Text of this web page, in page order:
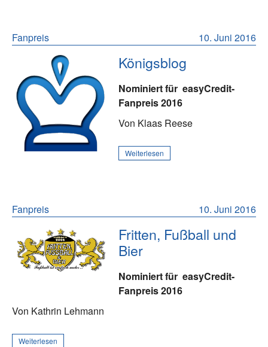
10. Juni 2016
Fanpreis
Königsblog
Nominiert für easyCredit-
Fanpreis 2016
Von Klaas Reese
Weiterlesen
10. Juni 2016
Fanpreis
Fritten, Fußball und
Bier
Nominiert für easyCredit-
Fanpreis 2016
Von Kathrin Lehmann
Weiterlesen